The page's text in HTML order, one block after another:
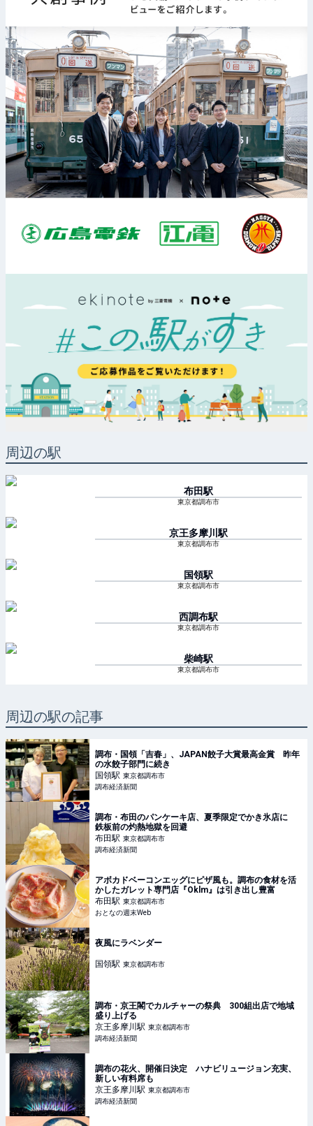
周辺の駅
布田駅
東京都調布市
京王多摩川 駅
東京都調布市
国領駅
東京都調布市
西調布駅
東京都調布市
柴崎駅
東京都調布市
周辺の駅の記事
調布・国領「吉春」、JAPAN餃子大賞最高金賞 昨年
の水餃子部門に続き
国領駅 東京都調布市
調布経済新聞
調布・布田のパンケーキ店、夏季限定でかき氷店に
鉄板前の灼熱地獄を回避
布田駅 東京都調布市
調布経済新聞
アボカドベーコンエッグにピザ風も。調布の食材を活
かしたガレット専門店『Oklm』は引き出し豊富
布田駅 東京都調布市
おとなの週末Web
夜風にラベンダー
国領駅 東京都調布市
調布・京王閣でカルチャーの祭典 300組出店で地域
盛り上げる
京王多摩川駅 東京都調布市
調布経済新聞
調布の花火、開催日決定 ハナビリュージョン充実、
新しい有料席も
京王多摩川駅 東京都調布市
調布経済新聞